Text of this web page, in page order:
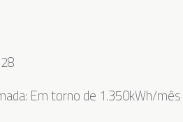
Em torno de 1.350kWh/mês